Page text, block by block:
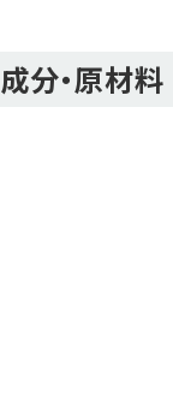
成分・原材料